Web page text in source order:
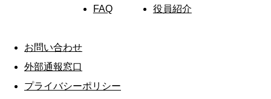
FAQ
役員紹介
お問い合わせ
外部通報窓口
プライバシーポリシー